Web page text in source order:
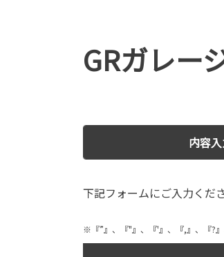
GRガレー
内容
下記フォームにご入力くだ
※『”』、『"』、『'』、『,』、『?